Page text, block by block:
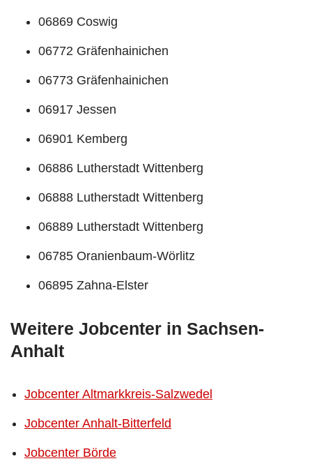
06869 Coswig
06772 Gräfenhainichen
06773 Gräfenhainichen
06917 Jessen
06901 Kemberg
06886 Lutherstadt Wittenberg
06888 Lutherstadt Wittenberg
06889 Lutherstadt Wittenberg
06785 Oranienbaum-Wörlitz
06895 Zahna-Elster
Weitere Jobcenter in Sachsen-
Anhalt
Jobcenter Altmarkkreis-Salzwedel
Jobcenter Anhalt-Bitterfeld
Jobcenter Börde